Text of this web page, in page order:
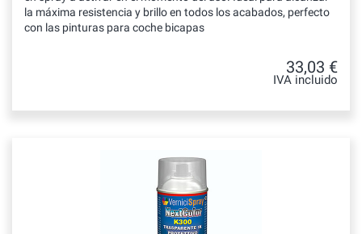
la máxima resistencia y brillo en todos los acabados, perfecto
con las pinturas para coche bicapas
33,03 €
IVA incluido